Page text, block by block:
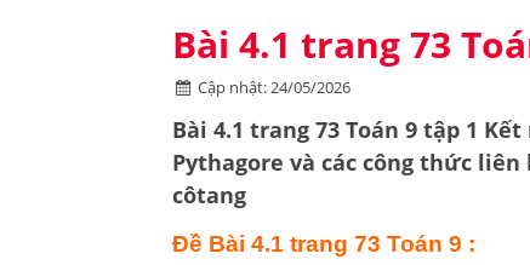
Bài 4.1 trang 73
Cập nhật: 24/05/2026
Bài 4.1 trang 73 Toán 9 tập 1
Pythagore và các công thức
côtang
Đề Bài 4.1 trang 73 Toán 9 :